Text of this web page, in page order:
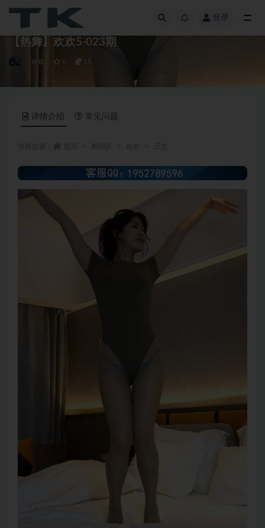
登录
【热舞】欢欢5-023期
欢欢 0 15
详情介绍 常见问题